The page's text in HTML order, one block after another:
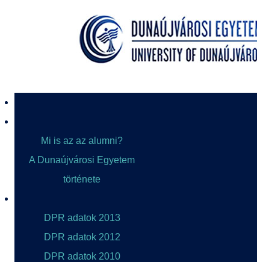
Mi is az az alumni?
A Dunaújvárosi Egyetem
története
DPR adatok 2013
DPR adatok 2012
DPR adatok 2010